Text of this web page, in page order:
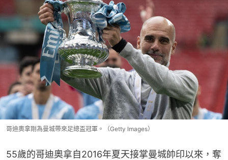
哥迪奧拿剛為曼城帶來足總盃冠軍。（Getty Images）
55歲的哥迪奧拿自2016年夏天接掌曼城帥印以來，奪